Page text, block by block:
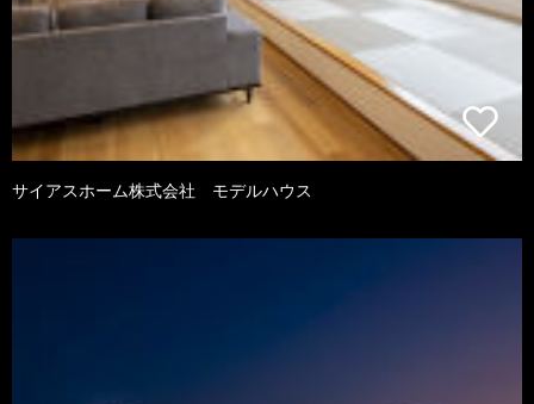
サイアスホーム株式会社 モデルハウス